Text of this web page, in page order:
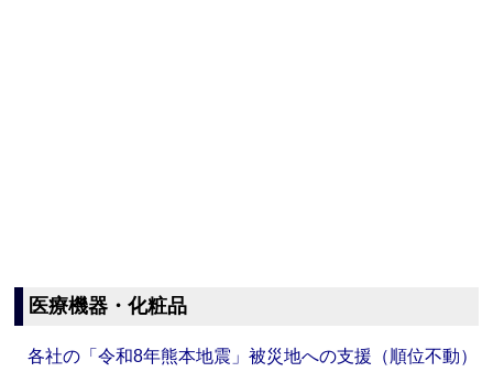
医療機器・化粧品
各社の「令和8年熊本地震」被災地への支援（順位不動）